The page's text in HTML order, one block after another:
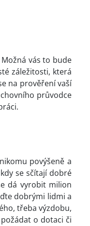
vás to bude
záležitosti, která
na prověření vaší
průvodce
povýšeně a
se sčítají dobré
dá vyrobit milion
dobrými lidmi a
třeba výzdobu,
o dotaci či